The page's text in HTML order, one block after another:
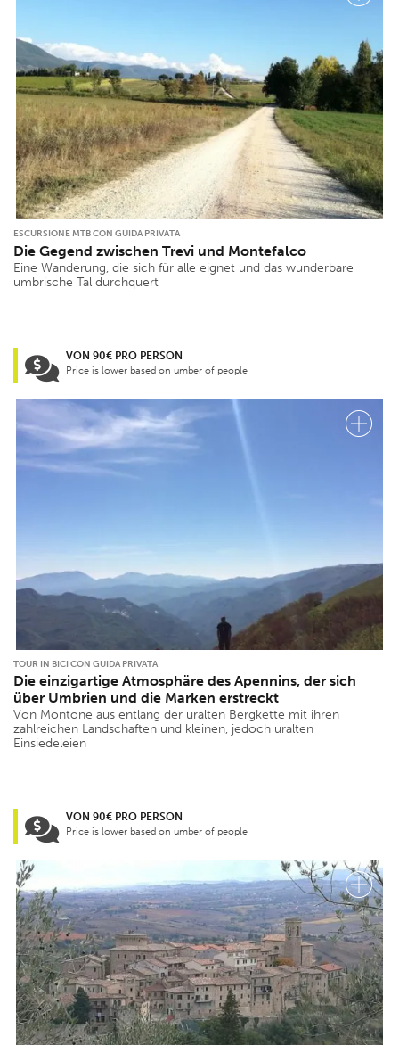
ESCURSIONE MTB CON GUIDA PRIVATA
Die Gegend zwischen Trevi und Montefalco
Eine Wanderung, die sich für alle eignet und das wunderbare
umbrische Tal durchquert
VON 90€ PRO PERSON
Price is lower based on umber of people
TOUR IN BICI CON GUIDA PRIVATA
Die einzigartige Atmosphäre des Apennins, der sich
über Umbrien und die Marken erstreckt
Von Montone aus entlang der uralten Bergkette mit ihren
zahlreichen Landschaften und kleinen, jedoch uralten
Einsiedeleien
VON 90€ PRO PERSON
Price is lower based on umber of people